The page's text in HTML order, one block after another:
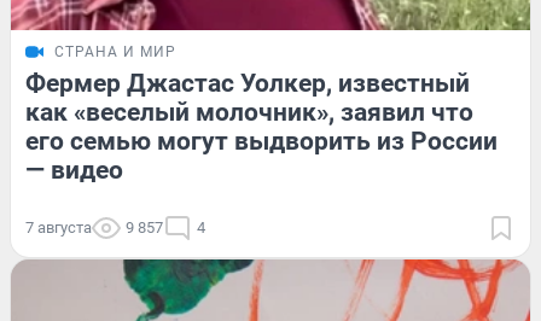
СТРАНА И МИР
Фермер Джастас Уолкер, известный
как «веселый молочник», заявил что
его семью могут выдворить из России
— видео
7 августа 9 857 4